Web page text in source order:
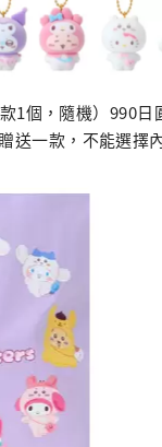
1個，隨機）990日
送一款，不能選擇